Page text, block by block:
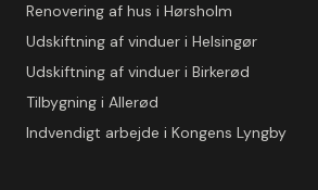
Renovering af hus i Hørsholm
Udskiftning af vinduer i Helsingør
Udskiftning af vinduer i Birkerød
Tilbygning i Allerød
Indvendigt arbejde i Kongens Lyngby